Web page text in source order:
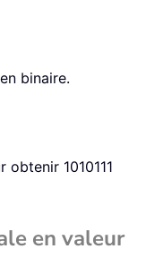
binaire.
1010111
en valeur